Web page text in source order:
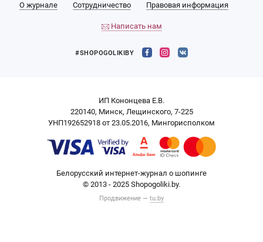
О журнале Сотрудничество Правовая информация
Написать нам
#SHOPOGOLIKIBY
ИП Кононцева Е.В.
220140, Минск, Лещинского, 7-225
УНП192652918 от 23.05.2016, Мингорисполком
Белорусский интернет-журнал о шопинге
© 2013 - 2025 Shopogoliki.by.
Продвижение — tu.by